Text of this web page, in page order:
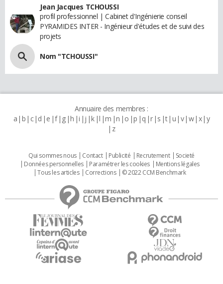
Jean Jacques TCHOUSSI
profil professionnel | Cabinet d'Ingénierie conseil
PYRAMIDES INTER - Ingénieur d'études et de suivi des
projets
Nom "TCHOUSSI"
Annuaire des membres :
a b c d e f g h i j k l m n o p q r s t u v w x y
z
Qui sommes nous Contact Publicité Recrutement
Societé
Données personnelles
Paramétrer les cookies
Mentions légales
Tous les articles
Corrections © 2022 CCM Benchmark